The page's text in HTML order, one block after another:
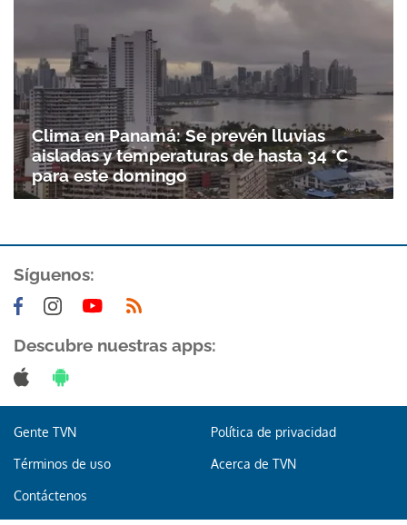
Clima en Panamá: Se prevén lluvias
aisladas y temperaturas de hasta 34 °C
para este domingo
Síguenos:
Descubre nuestras apps:
Gente TVN Política de privacidad
Términos de uso Acerca de TVN
Contáctenos